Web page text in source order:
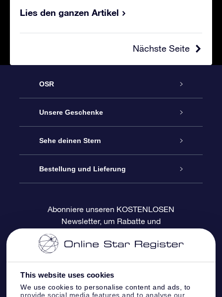
This website uses cookies
We use cookies to personalise content and ads, to
provide social media features and to analyse our
Lies den ganzen Artikel
Nächste Seite
OSR
Service
Kontakt
Blog
Bewertungen
Unsere Geschenke
Sterne schenken
OSR-Geschenkpaket
OSR-Geschenkgutschein
Firmengeschenke
Sehe deinen Stern
Sternregister
Personalisierte Sternseite
One Million Stars
OSR-Starsaver
Bestellung und Lieferung
Zahlungsinformationen
Versandinformationen
Rückgaberecht
Abonniere unseren KOSTENLOSEN
Newsletter, um Rabatte und